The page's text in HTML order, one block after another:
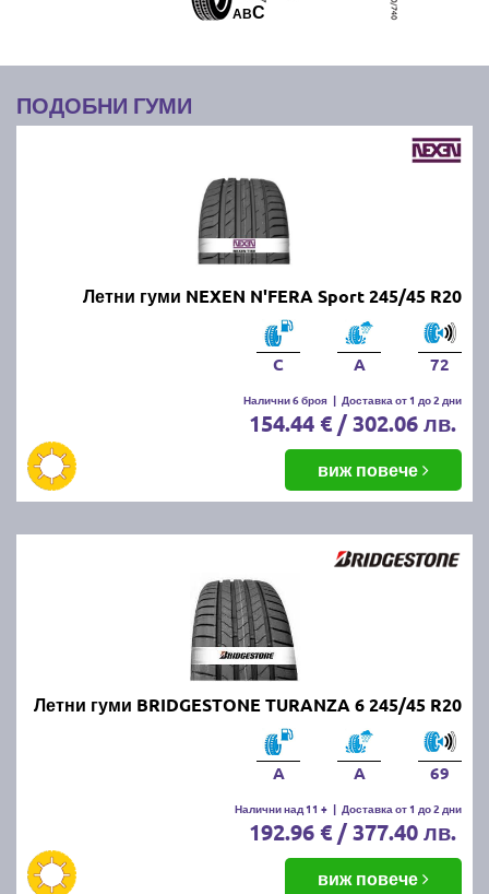
ABC
ПОДОБНИ ГУМИ
Летни гуми NEXEN N'FERA Sport 245/45 R20
C A 72
Налични 6 броя | Доставка от 1 до 2 дни
154.44 € / 302.06 лв.
виж повече
Летни гуми BRIDGESTONE TURANZA 6 245/45 R20
A A 69
Налични над 11 + | Доставка от 1 до 2 дни
192.96 € / 377.40 лв.
виж повече